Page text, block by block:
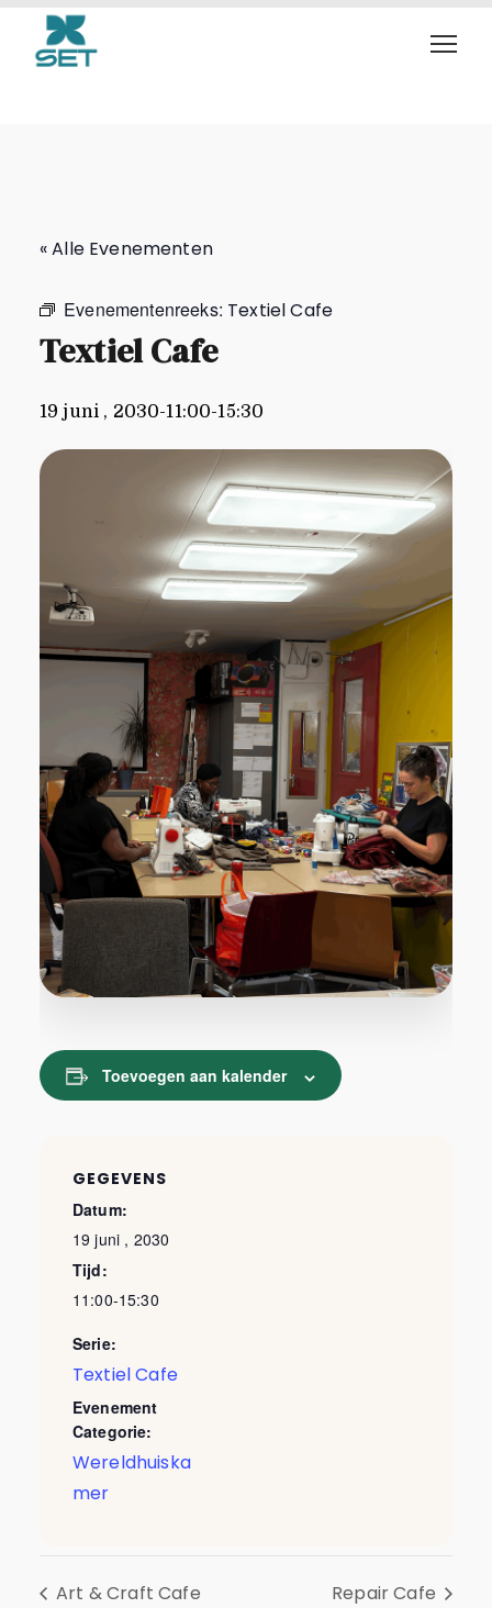
Textiel Cafe
« Alle Evenementen
Evenementenreeks: Textiel Cafe
Textiel Cafe
19 juni , 2030-11:00-15:30
Toevoegen aan kalender
GEGEVENS
Datum:
19 juni , 2030
Tijd:
11:00-15:30
Serie:
Textiel Cafe
Evenement
Categorie:
Wereldhuiska
mer
Art & Craft Cafe Repair Cafe